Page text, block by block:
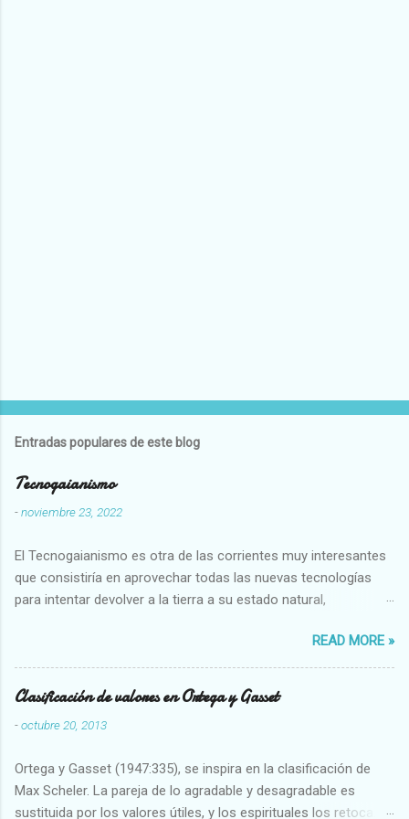
Entradas populares de este blog
Tecnogaianismo
-noviembre 23, 2022
El Tecnogaianismo es otra de las corrientes muy interesantes
que consistiría en aprovechar todas las nuevas tecnologías
para intentar devolver a la tierra a su estado natural,
READ MORE »
Clasificación de valores en Ortega y Gasset
-octubre 20, 2013
Ortega y Gasset (1947:335), se inspira en la clasificación de
Max Scheler. La pareja de lo agradable y desagradable es
sustituida por los valores útiles, y los espirituales los retoca.